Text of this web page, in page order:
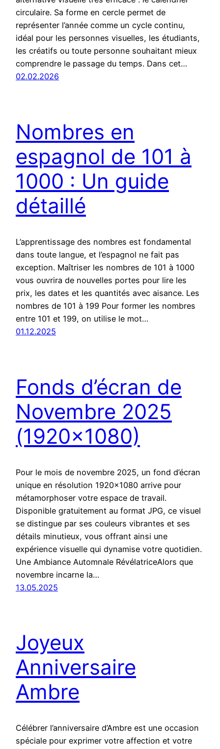
circulaire. Sa forme en cercle permet de
représenter l’année comme un cycle continu,
idéal pour les personnes visuelles, les étudiants,
les créatifs ou toute personne souhaitant mieux
comprendre le passage du temps. Dans cet…
02.02.2026
Nombres en
espagnol de 101 à
1000 : Un guide
détaillé
L’apprentissage des nombres est fondamental
dans toute langue, et l’espagnol ne fait pas
exception. Maîtriser les nombres de 101 à 1000
vous ouvrira de nouvelles portes pour lire les
prix, les dates et les quantités avec aisance. Les
nombres de 101 à 199 Pour former les nombres
entre 101 et 199, on utilise le mot…
01.12.2025
Fonds d’écran de
Novembre 2025
(1920×1080)
Pour le mois de novembre 2025, un fond d’écran
unique en résolution 1920×1080 arrive pour
métamorphoser votre espace de travail.
Disponible gratuitement au format JPG, ce visuel
se distingue par ses couleurs vibrantes et ses
détails minutieux, vous offrant ainsi une
expérience visuelle qui dynamise votre quotidien.
Une Ambiance Automnale RévélatriceAlors que
novembre incarne la…
13.05.2025
Joyeux
Anniversaire
Ambre
Célébrer l’anniversaire d’Ambre est une occasion
spéciale pour exprimer votre affection et votre